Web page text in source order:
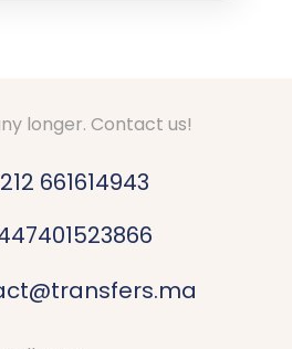
longer. Contact us!
661614943